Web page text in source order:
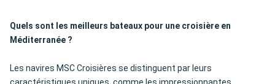
Quels sont les meilleurs bateaux pour une croisière en
Méditerranée ?
Les navires MSC Croisières se distinguent par leurs